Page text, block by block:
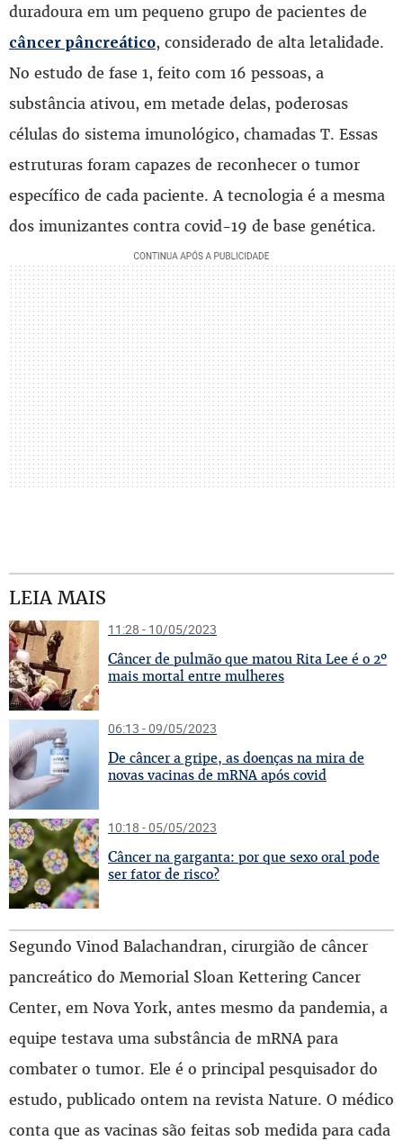
duradoura em um pequeno grupo de pacientes de
câncer pâncreático, considerado de alta letalidade.
No estudo de fase 1, feito com 16 pessoas, a
substância ativou, em metade delas, poderosas
células do sistema imunológico, chamadas T. Essas
estruturas foram capazes de reconhecer o tumor
específico de cada paciente. A tecnologia é a mesma
dos imunizantes contra covid-19 de base genética.
LEIA MAIS
11:28 - 10/05/2023
Câncer de pulmão que matou Rita Lee é o 2º
mais mortal entre mulheres
06:13 - 09/05/2023
De câncer a gripe, as doenças na mira de
novas vacinas de mRNA após covid
10:18 - 05/05/2023
Câncer na garganta: por que sexo oral pode
ser fator de risco?
Segundo Vinod Balachandran, cirurgião de câncer
pancreático do Memorial Sloan Kettering Cancer
Center, em Nova York, antes mesmo da pandemia, a
equipe testava uma substância de mRNA para
combater o tumor. Ele é o principal pesquisador do
estudo, publicado ontem na revista Nature. O médico
conta que as vacinas são feitas sob medida para cada